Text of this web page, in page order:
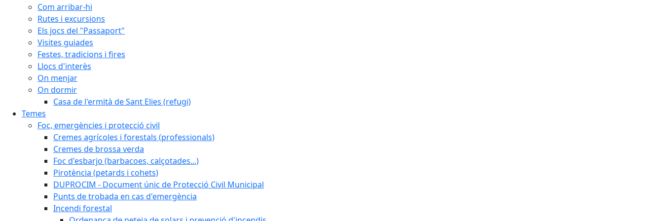
Com arribar-hi
Rutes i excursions
Els jocs del "Passaport"
Visites guiades
Festes, tradicions i fires
Llocs d'interès
On menjar
On dormir
Casa de l'ermità de Sant Elies (refugi)
Temes
Foc, emergències i protecció civil
Cremes agrícoles i forestals (professionals)
Cremes de brossa verda
Foc d'esbarjo (barbacoes, calçotades...)
Pirotència (petards i cohets)
DUPROCIM - Document únic de Protecció Civil Municipal
Punts de trobada en cas d'emergència
Incendi forestal